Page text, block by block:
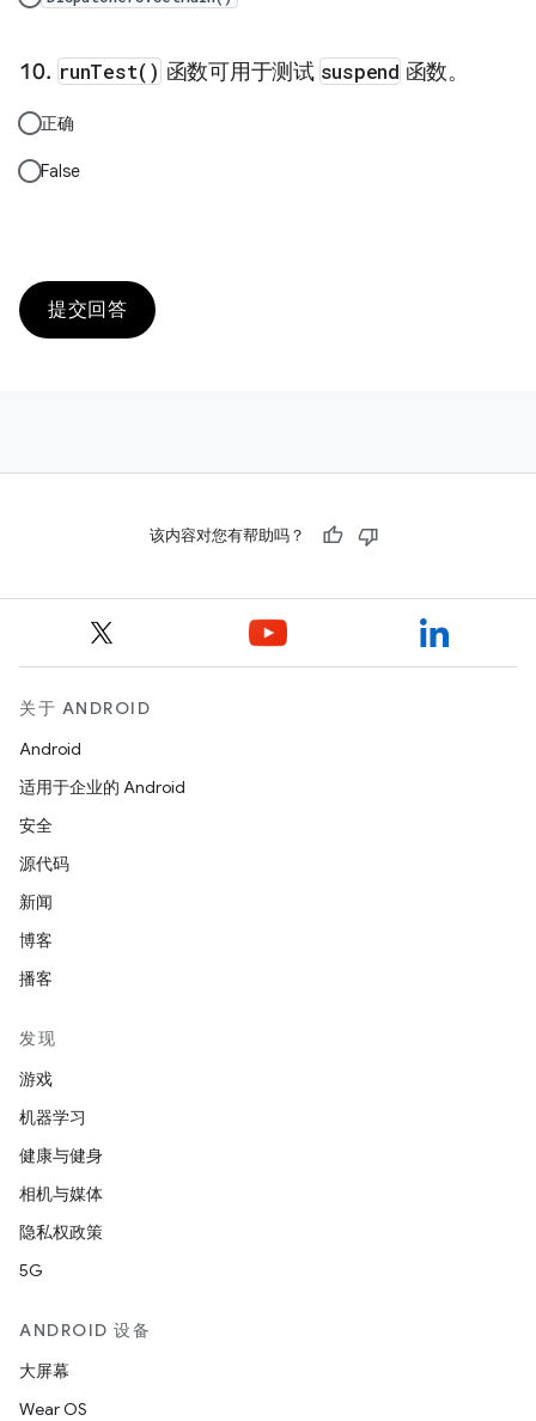
runTest() 函数可用于测试 suspend 函数。
正确
False
提交回答
该内容对您有帮助吗？
关于 ANDROID
Android
适用于企业的 Android
安全
源代码
新闻
博客
播客
发现
游戏
机器学习
健康与健身
相机与媒体
隐私权政策
5G
ANDROID 设备
大屏幕
Wear OS